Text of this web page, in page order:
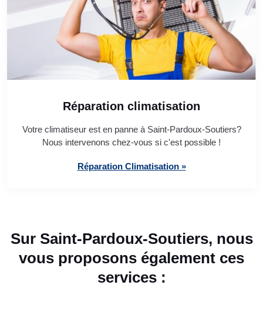
Réparation climatisation
Votre climatiseur est en panne à Saint-Pardoux-Soutiers?
Nous intervenons chez-vous si c'est possible !
Réparation Climatisation »
Sur Saint-Pardoux-Soutiers, nous
vous proposons également ces
services :